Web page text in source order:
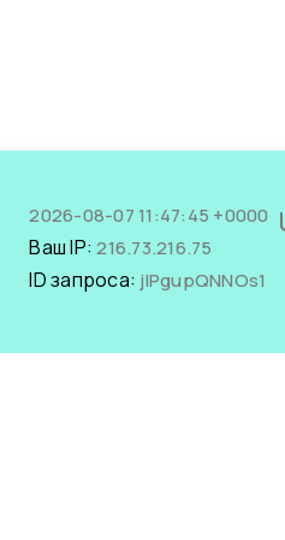
2026-08-07 11:47:45 +0000
Ваш IP:216.73.216.75
ID запроса: jlPgupQNNOs1